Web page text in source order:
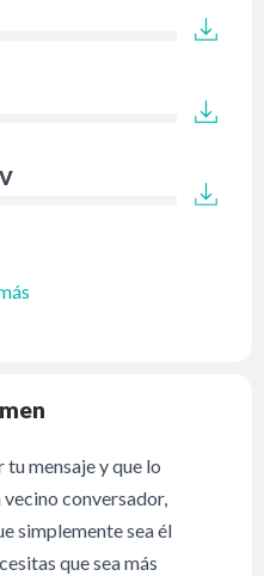
mensaje y que lo
vecino conversador,
simplemente sea él
que sea más